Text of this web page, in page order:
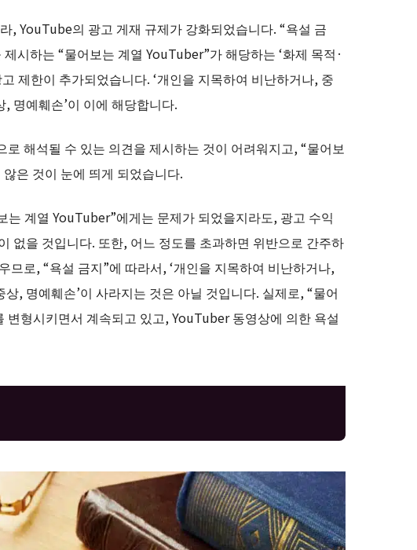
, YouTube의 광고 게재 규제가 강화되었습니다. “욕설 금
시하는 “물어보는 계열 YouTuber”가 해당하는 ‘화제 목적·
제한이 추가되었습니다. ‘개인을 지목하여 비난하거나, 중
명예훼손’이 이에 해당합니다.
해석될 수 있는 의견을 제시하는 것이 어려워지고, “물어보
은 것이 눈에 띄게 되었습니다.
계열 YouTuber”에게는 문제가 되었을지라도, 광고 수익
없을 것입니다. 또한, 어느 정도를 초과하면 위반으로 간주하
므로, “욕설 금지”에 따라서, ‘개인을 지목하여 비난하거나,
, 명예훼손’이 사라지는 것은 아닐 것입니다. 실제로, “물어
형시키면서 계속되고 있고, YouTuber 동영상에 의한 욕설